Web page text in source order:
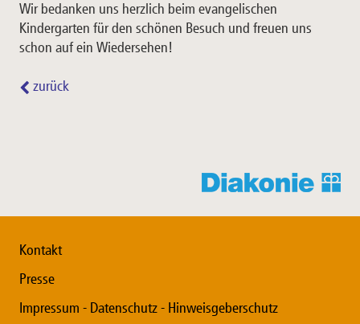
Wir bedanken uns herzlich beim evangelischen
Kindergarten für den schönen Besuch und freuen uns
schon auf ein Wiedersehen!
zurück
Kontakt
Presse
Impressum - Datenschutz - Hinweisgeberschutz